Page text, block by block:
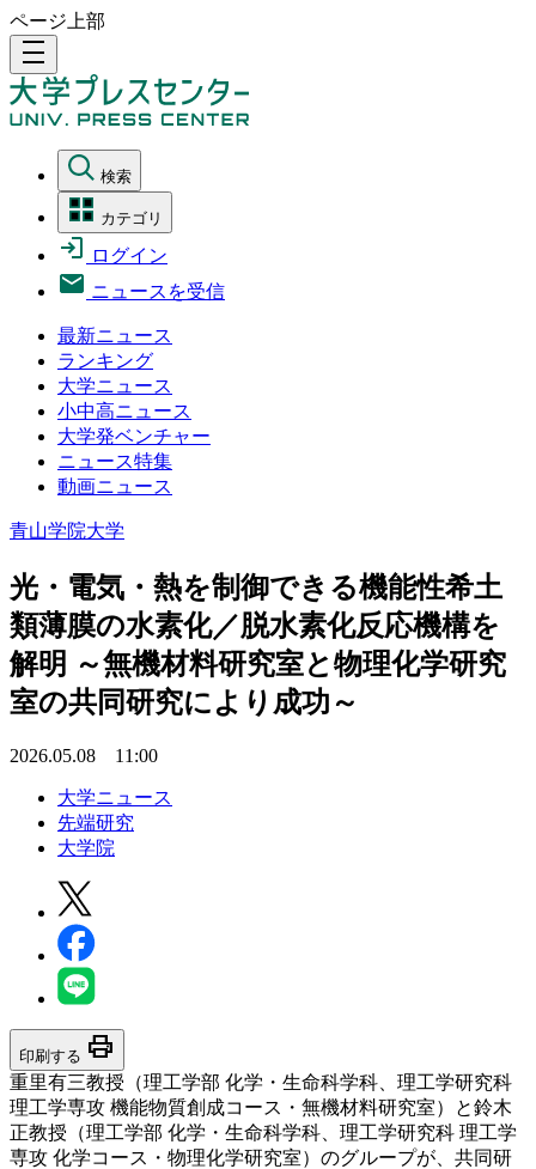
ページ上部
density_medium
検索
カテゴリ
ログイン
ニュースを受信
最新ニュース
ランキング
大学ニュース
小中高ニュース
大学発ベンチャー
ニュース特集
動画ニュース
青山学院大学
光・電気・熱を制御できる機能性希土
類薄膜の水素化／脱水素化反応機構を
解明 ～無機材料研究室と物理化学研究
室の共同研究により成功～
2026.05.08 11:00
大学ニュース
先端研究
大学院
印刷する print
重里有三教授（理工学部 化学・生命科学科、理工学研究科
理工学専攻 機能物質創成コース・無機材料研究室）と鈴木
正教授（理工学部 化学・生命科学科、理工学研究科 理工学
専攻 化学コース・物理化学研究室）のグループが、共同研